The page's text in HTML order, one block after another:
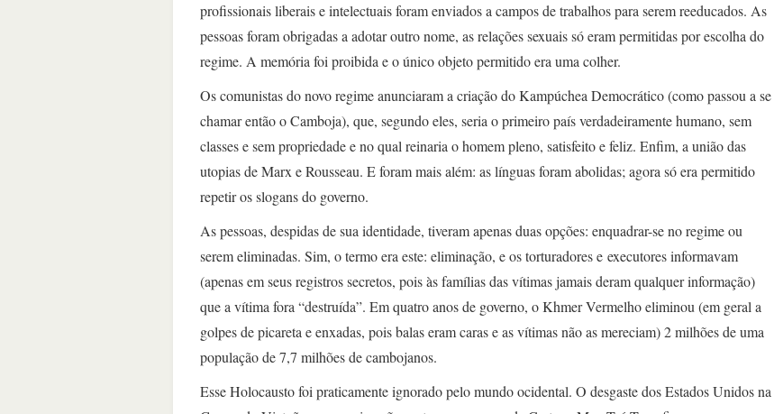
profissionais liberais e intelectuais foram enviados a campos de trabalhos para serem reeducados. As
pessoas foram obrigadas a adotar outro nome, as relações sexuais só eram permitidas por escolha do
regime. A memória foi proibida e o único objeto permitido era uma colher.
Os comunistas do novo regime anunciaram a criação do Kampúchea Democrático (como passou a se
chamar então o Camboja), que, segundo eles, seria o primeiro país verdadeiramente humano, sem
classes e sem propriedade e no qual reinaria o homem pleno, satisfeito e feliz. Enfim, a união das
utopias de Marx e Rousseau. E foram mais além: as línguas foram abolidas; agora só era permitido
repetir os slogans do governo.
As pessoas, despidas de sua identidade, tiveram apenas duas opções: enquadrar-se no regime ou
serem eliminadas. Sim, o termo era este: eliminação, e os torturadores e executores informavam
(apenas em seus registros secretos, pois às famílias das vítimas jamais deram qualquer informação)
que a vítima fora “destruída”. Em quatro anos de governo, o Khmer Vermelho eliminou (em geral a
golpes de picareta e enxadas, pois balas eram caras e as vítimas não as mereciam) 2 milhões de uma
população de 7,7 milhões de cambojanos.
Esse Holocausto foi praticamente ignorado pelo mundo ocidental. O desgaste dos Estados Unidos na